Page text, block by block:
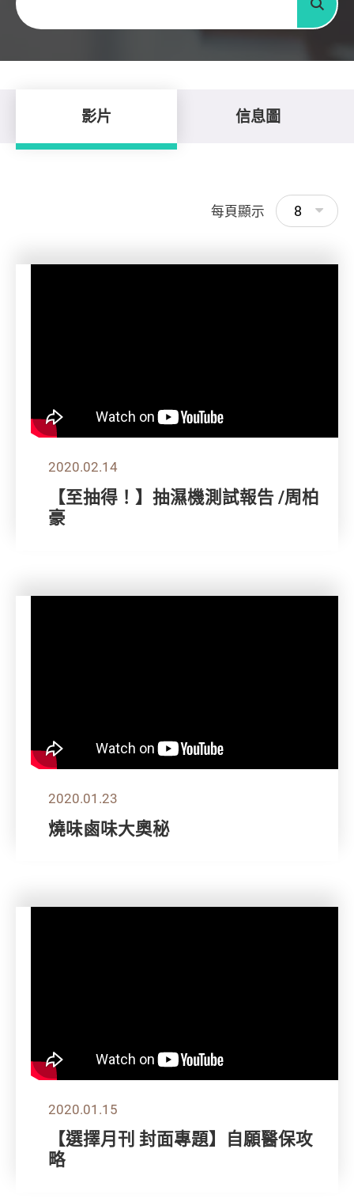
搜尋
影片 信息圖
每頁顯示 8
2020.02.14
【至抽得！】抽濕機測試報告 /周柏
豪
2020.01.23
燒味鹵味大奧秘
2020.01.15
【選擇月刊 封面專題】自願醫保攻
略